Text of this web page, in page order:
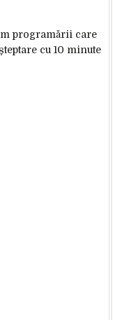
programării care
cu 10 minute